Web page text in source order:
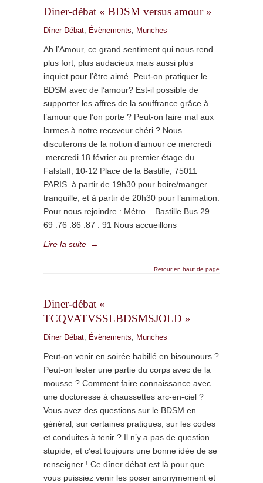
Diner-débat « BDSM versus amour »
Dîner Débat, Évènements, Munches
Ah l’Amour, ce grand sentiment qui nous rend
plus fort, plus audacieux mais aussi plus
inquiet pour l’être aimé. Peut-on pratiquer le
BDSM avec de l’amour? Est-il possible de
supporter les affres de la souffrance grâce à
l’amour que l’on porte ? Peut-on faire mal aux
larmes à notre receveur chéri ? Nous
discuterons de la notion d’amour ce mercredi
mercredi 18 février au premier étage du
Falstaff, 10-12 Place de la Bastille, 75011
PARIS à partir de 19h30 pour boire/manger
tranquille, et à partir de 20h30 pour l’animation.
Pour nous rejoindre : Métro – Bastille Bus 29 .
69 .76 .86 .87 . 91 Nous accueillons
Lire la suite →
Retour en haut de page
Diner-débat «
TCQVATVSSLBDSMSJOLD »
Dîner Débat, Évènements, Munches
Peut-on venir en soirée habillé en bisounours ?
Peut-on lester une partie du corps avec de la
mousse ? Comment faire connaissance avec
une doctoresse à chaussettes arc-en-ciel ?
Vous avez des questions sur le BDSM en
général, sur certaines pratiques, sur les codes
et conduites à tenir ? Il n’y a pas de question
stupide, et c’est toujours une bonne idée de se
renseigner ! Ce dîner débat est là pour que
vous puissiez venir les poser anonymement et